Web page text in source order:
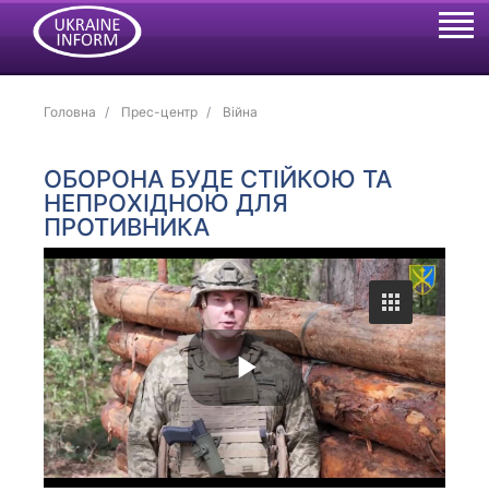
Головна Прес-центр Війна
ОБОРОНА БУДЕ СТІЙКОЮ ТА
НЕПРОХІДНОЮ ДЛЯ
ПРОТИВНИКА
P